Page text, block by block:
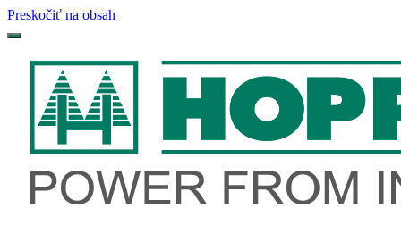
Preskočiť na obsah